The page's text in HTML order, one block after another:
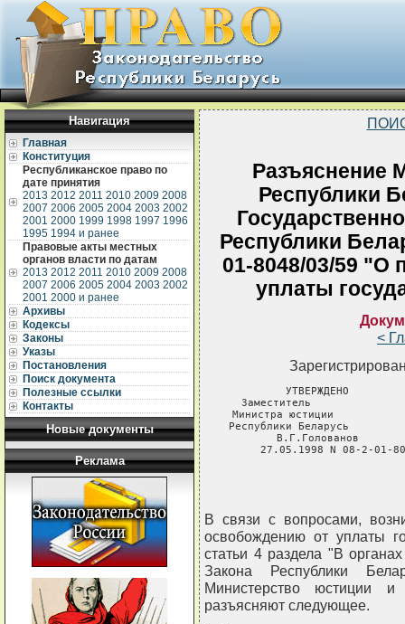
Навигация
Главная
Конституция
Республиканское право по
дате принятия
2013 2012 2011 2010 2009 2008
2007 2006 2005 2004 2003 2002
2001 2000 1999 1998 1997 1996
1995 1994 и ранее
Правовые акты местных
органов власти по датам
2013 2012 2011 2010 2009 2008
2007 2006 2005 2004 2003 2002
2001 2000 и ранее
Архивы
Кодексы
Законы
Указы
Постановления
Поиск документа
Полезные ссылки
Контакты
Новые документы
Реклама
Разъяснение
Республики
Республики
01-8048/03/59 "О
уплаты
<
УТВЕРЖДЕНО
Заместитель
Министра юстиции
Республики Беларусь
В.Г.Голованов
27.05.1998 N 08-2-
В связи с вопросами,
освобождению от уплаты
статьи 4 раздела "В
Закона Республики
Министерство юстиции и
разъясняют следующее.